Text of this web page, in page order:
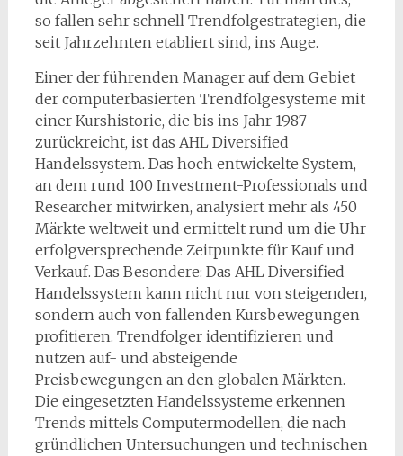
so fallen sehr schnell Trendfolgestrategien, die
seit Jahrzehnten etabliert sind, ins Auge.
Einer der führenden Manager auf dem Gebiet
der computerbasierten Trendfolgesysteme mit
einer Kurshistorie, die bis ins Jahr 1987
zurückreicht, ist das AHL Diversified
Handelssystem. Das hoch entwickelte System,
an dem rund 100 Investment-Professionals und
Researcher mitwirken, analysiert mehr als 450
Märkte weltweit und ermittelt rund um die Uhr
erfolgversprechende Zeitpunkte für Kauf und
Verkauf. Das Besondere: Das AHL Diversified
Handelssystem kann nicht nur von steigenden,
sondern auch von fallenden Kursbewegungen
profitieren. Trendfolger identifizieren und
nutzen auf- und absteigende
Preisbewegungen an den globalen Märkten.
Die eingesetzten Handelssysteme erkennen
Trends mittels Computermodellen, die nach
gründlichen Untersuchungen und technischen